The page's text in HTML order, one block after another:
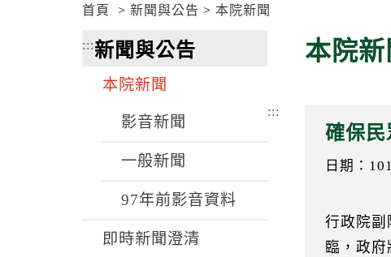
首頁 新聞與公告 本院新聞
:::新聞與公告
本院新聞
影音新聞
一般新聞
97年前影音資料
即時新聞澄清
本院新
:::
確保
日期：
行政院副
臨，政